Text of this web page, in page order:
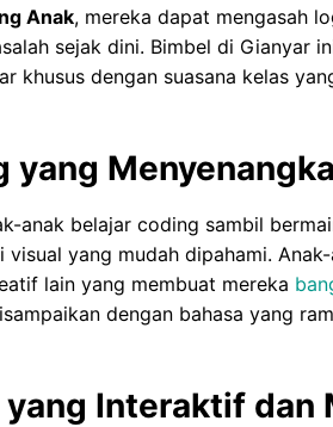
Anak, mereka dapat mengasah
sejak dini. Bimbel di Gianyar
khusus dengan suasana kelas
yang
anak belajar coding sambil
yang mudah dipahami.
lain yang membuat mereka
dengan bahasa yang
yang Interaktif dan